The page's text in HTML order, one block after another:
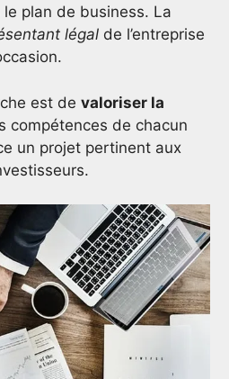
plan de business. La
légal de l’entreprise
est de valoriser la
compétences de chacun
un projet pertinent aux